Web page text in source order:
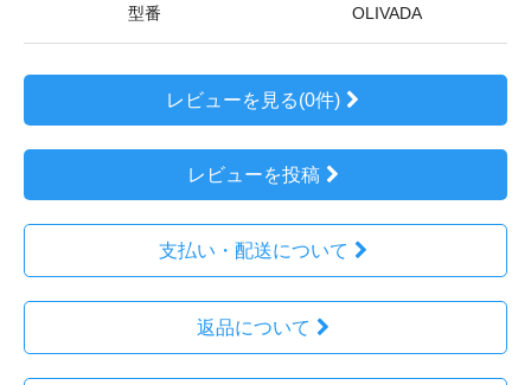
型番 OLIVADA
レビューを見る(0件)
レビューを投稿
支払い・配送について
返品について